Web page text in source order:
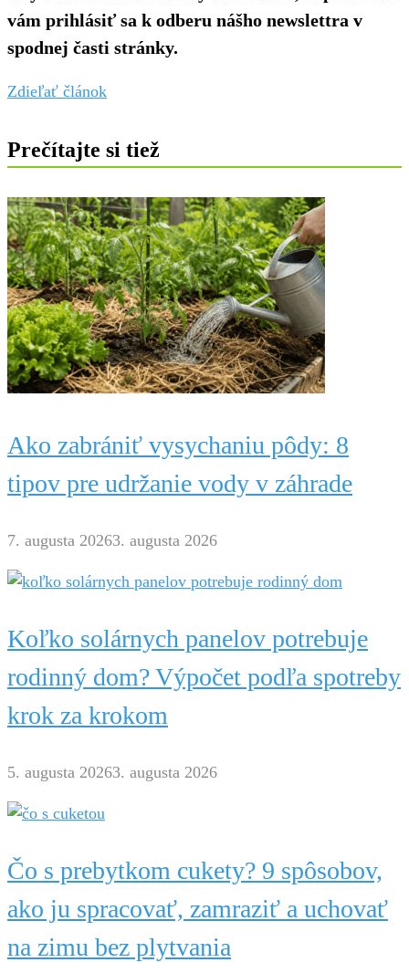
vám prihlásiť sa k odberu nášho newslettra v
spodnej časti stránky.
Zdieľať článok
Prečítajte si tiež
Ako zabrániť vysychaniu pôdy: 8
tipov pre udržanie vody v záhrade
7. augusta 20263. augusta 2026
Koľko solárnych panelov potrebuje
rodinný dom? Výpočet podľa spotreby
krok za krokom
5. augusta 20263. augusta 2026
Čo s prebytkom cukety? 9 spôsobov,
ako ju spracovať, zamraziť a uchovať
na zimu bez plytvania